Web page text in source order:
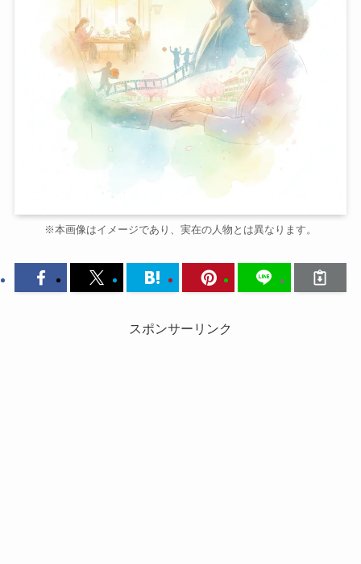
※本画像はイメージであり、実在の人物とは異なります。
スポンサーリンク